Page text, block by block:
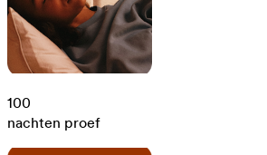
100
nachten proef